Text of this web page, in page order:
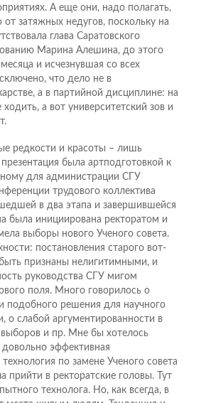
А еще они, надо полагать,
от затяжных недугов, поскольку на
глава Саратовского
Марина Алешина, до этого
и исчезнувшая со всех
что дело не в
а в партийной дисциплине: на
а вот университетский зов и
редкости и красоты – лишь
была артподготовкой к
для администрации СГУ
трудового коллектива
в два этапа и завершившейся
была инициирована ректоратом и
выборы нового Ученого совета.
постановления старого вот-
признаны нелигитимными, и
руководства СГУ мигом
поля. Много говорилось о
подобного решения для научного
о слабой аргументированности в
и пр. Мне бы хотелось
эффективная
по замене Ученого совета
прийти в ректоратские головы. Тут
технолога. Но, как всегда, в